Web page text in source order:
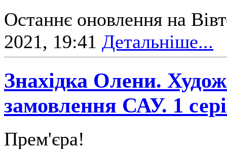
Останнє оновлення на
2021, 19:41 Детальніше...
Знахідка Олени.
замовлення САУ. 1
Прем'єра!